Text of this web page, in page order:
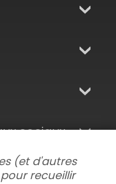
sociaux
(et d'autres
recueillir